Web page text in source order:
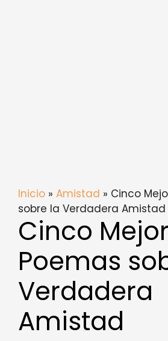
Inicio » Amistad » Cinco
sobre la Verdadera Amistad
Cinco
Poemas
Verdadera
Amistad